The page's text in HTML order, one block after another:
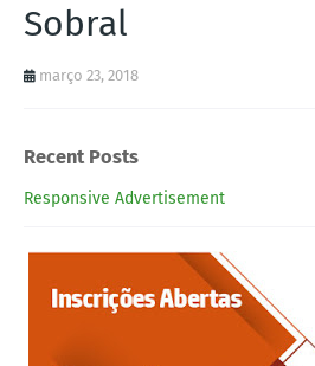
Sobral
março 23, 2018
Recent Posts
Responsive Advertisement